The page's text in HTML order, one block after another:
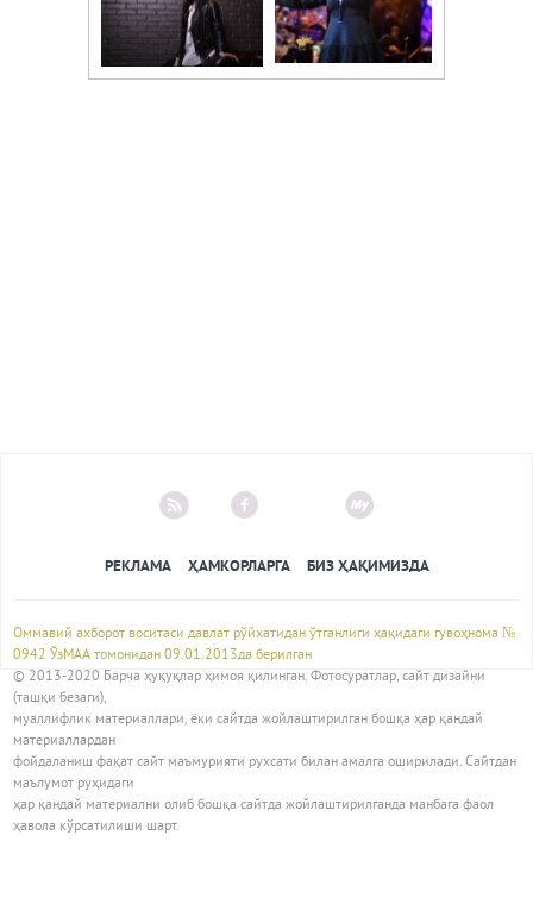
РЕКЛАМА ҲАМКОРЛАРГА БИЗ ҲАҚИМИЗДА
Оммавий ахборот воситаси давлат рўйхатидан ўтганлиги ҳақидаги гувоҳнома №
0942 ЎзМАА томонидан 09.01.2013да берилган
© 2013-2020 Барча ҳуқуқлар ҳимоя қилинган. Фотосуратлар, сайт дизайни
(ташқи безаги),
муаллифлик материаллари, ёки сайтда жойлаштирилган бошқа ҳар қандай
материаллардан
фойдаланиш фақат сайт маъмурияти рухсати билан амалга оширилади. Сайтдан
маълумот руҳидаги
ҳар қандай материални олиб бошқа сайтда жойлаштирилганда манбага фаол
ҳавола кўрсатилиши шарт.